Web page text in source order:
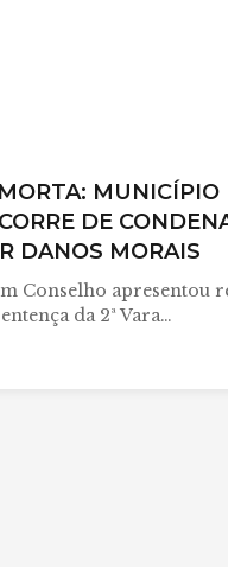
MUNICÍPIO
DE
DANOS MORAIS
Conselho apresentou
da 2ª Vara…